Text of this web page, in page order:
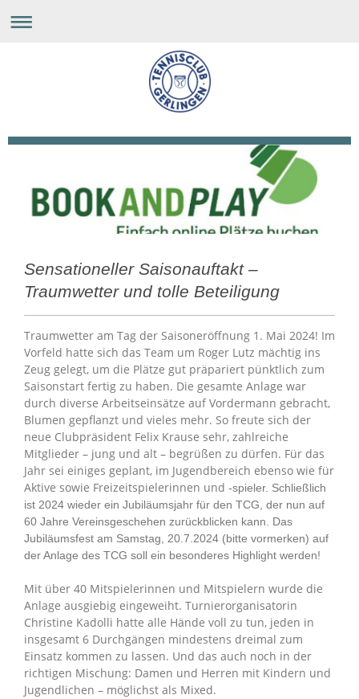
Sensationeller Saisonauftakt –
Traumwetter und tolle Beteiligung
Traumwetter am Tag der Saisoneröffnung 1. Mai 2024! Im
Vorfeld hatte sich das Team um Roger Lutz mächtig ins
Zeug gelegt, um die Plätze gut präpariert pünktlich zum
Saisonstart fertig zu haben. Die gesamte Anlage war
durch diverse Arbeitseinsätze auf Vordermann gebracht,
Blumen gepflanzt und vieles mehr. So freute sich der
neue Clubpräsident Felix Krause sehr, zahlreiche
Mitglieder – jung und alt – begrüßen zu dürfen. Für das
Jahr sei einiges geplant, im Jugendbereich ebenso wie für
Aktive sowie Freizeitspielerinnen und -spieler. Schließlich
ist 2024 wieder ein Jubiläumsjahr für den TCG, der nun auf
60 Jahre Vereinsgeschehen zurückblicken kann. Das
Jubiläumsfest am Samstag, 20.7.2024 (bitte vormerken) auf
der Anlage des TCG soll ein besonderes Highlight werden!
Mit über 40 Mitspielerinnen und Mitspielern wurde die
Anlage ausgiebig eingeweiht. Turnierorganisatorin
Christine Kadolli hatte alle Hände voll zu tun, jeden in
insgesamt 6 Durchgängen mindestens dreimal zum
Einsatz kommen zu lassen. Und das auch noch in der
richtigen Mischung: Damen und Herren mit Kindern und
Jugendlichen – möglichst als Mixed.